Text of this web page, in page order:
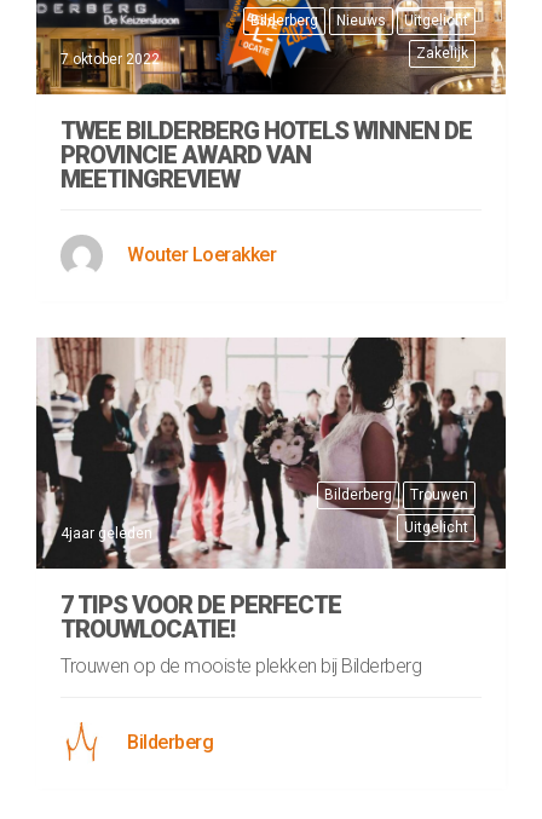
Bilderberg Nieuws
Uitgelicht
Zakelijk
7 oktober 2022
TWEE BILDERBERG HOTELS WINNEN DE
PROVINCIE AWARD VAN
MEETINGREVIEW
Wouter Loerakker
Bilderberg
Trouwen
Uitgelicht
4jaar geleden
7 TIPS VOOR DE PERFECTE
TROUWLOCATIE!
Trouwen op de mooiste plekken bij Bilderberg
Bilderberg